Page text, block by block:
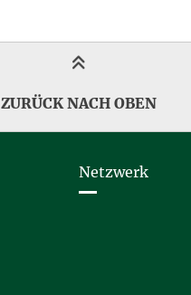
ZURÜCK NACH OBEN
Netzwerk